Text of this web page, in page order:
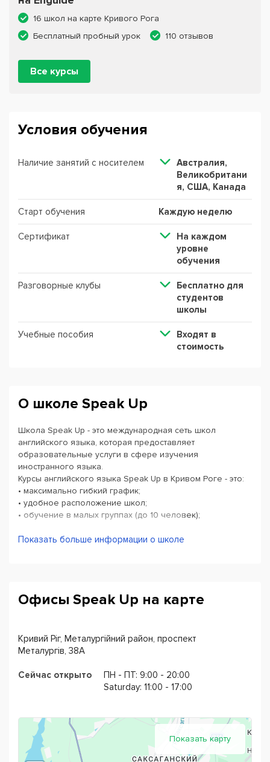
16 школ на карте Кривого Рога
Бесплатный пробный урок
110 отзывов
Все курсы
Условия обучения
Наличие занятий с носителем
Австралия,
Великобритани
я, США, Канада
Старт обучения Каждую неделю
Сертификат
На каждом
уровне
обучения
Разговорные клубы
Бесплатно для
студентов
школы
Учебные пособия
Входят в
стоимость
О школе Speak Up
Школа Speak Up - это международная сеть школ
английского языка, которая предоставляет
образовательные услуги в сфере изучения
иностранного языка.
Курсы английского языка Speak Up в Кривом Роге - это:
• максимально гибкий график;
• удобное расположение школ;
• обучение в малых группах (до 10 человек);
• эффективная современная методика;
Показать больше информации о школе
Офисы Speak Up на карте
Кривий Ріг, Металургійний район, проспект
Металургів, 38А
Сейчас открыто
ПН - ПТ: 9:00 - 20:00
Saturday: 11:00 - 17:00
Показать карту